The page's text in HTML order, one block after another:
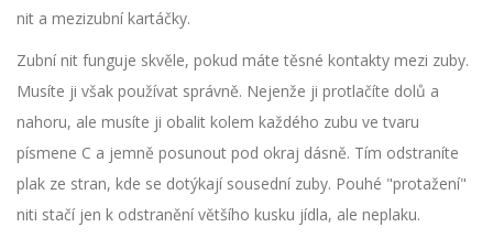
nit a mezizubní kartáčky.
Zubní nit funguje skvěle, pokud máte těsné kontakty mezi zuby.
Musíte ji však používat správně. Nejenže ji protlačíte dolů a
nahoru, ale musíte ji obalit kolem každého zubu ve tvaru
písmene C a jemně posunout pod okraj dásně. Tím odstraníte
plak ze stran, kde se dotýkají sousední zuby. Pouhé "protažení"
niti stačí jen k odstranění většího kusku jídla, ale neplaku.